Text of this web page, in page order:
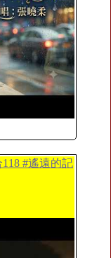
#遙遠的記